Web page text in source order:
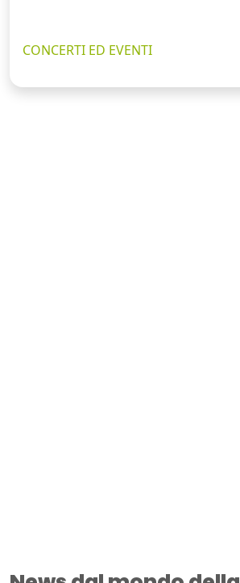
CONCERTI ED EVENTI